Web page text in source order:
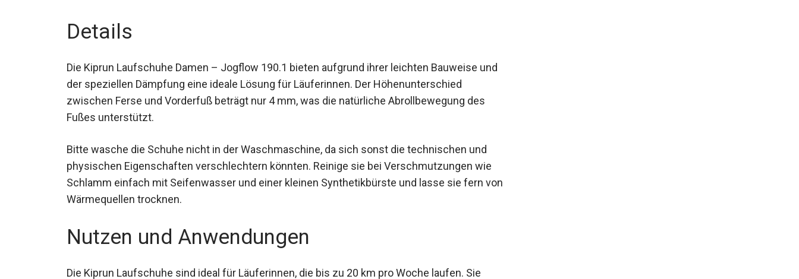
Details
Die Kiprun Laufschuhe Damen – Jogflow 190.1 bieten aufgrund ihrer leichten Bauweise und
der speziellen Dämpfung eine ideale Lösung für Läuferinnen. Der Höhenunterschied
zwischen Ferse und Vorderfuß beträgt nur 4 mm, was die natürliche Abrollbewegung des
Bitte wasche die Schuhe nicht in der Waschmaschine, da sich sonst die technischen und
physischen Eigenschaften verschlechtern könnten. Reinige sie bei Verschmutzungen wie
Schlamm einfach mit Seifenwasser und einer kleinen Synthetikbürste und lasse sie fern
Nutzen und Anwendungen